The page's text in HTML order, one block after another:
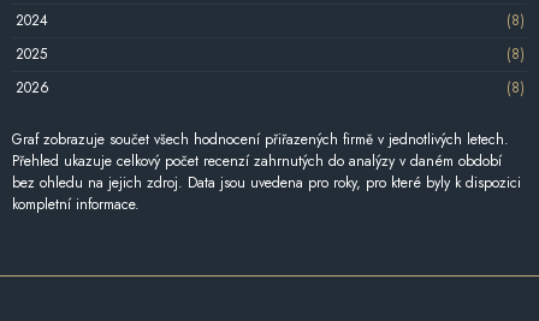
2024
(8)
2025
(8)
2026
(8)
Graf zobrazuje součet všech hodnocení přiřazených firmě v jednotlivých letech.
Přehled ukazuje celkový počet recenzí zahrnutých do analýzy v daném období
bez ohledu na jejich zdroj. Data jsou uvedena pro roky, pro které byly k dispozici
kompletní informace.